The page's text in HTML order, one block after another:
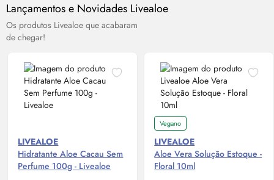
Lançamentos e Novidades Livealoe
Os produtos Livealoe que acabaram
de chegar!
LIVEALOE
Hidratante Aloe Cacau Sem
Perfume 100g - Livealoe
Vegano
LIVEALOE
Aloe Vera Solução Estoque -
Floral 10ml